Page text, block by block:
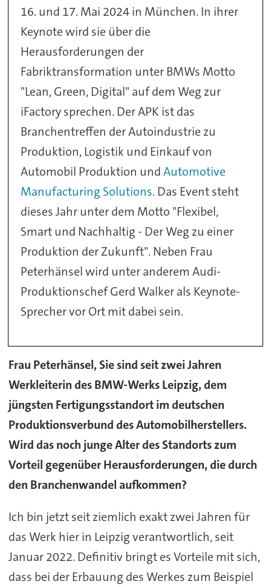
16. und 17. Mai 2024 in München. In ihrer
Keynote wird sie über die
Herausforderungen der
Fabriktransformation unter BMWs Motto
"Lean, Green, Digital" auf dem Weg zur
iFactory sprechen. Der APK ist das
Branchentreffen der Autoindustrie zu
Produktion, Logistik und Einkauf von
Automobil Produktion undAutomotive
Manufacturing Solutions. Das Event steht
dieses Jahr unter dem Motto "Flexibel,
Smart und Nachhaltig - Der Weg zu einer
Produktion der Zukunft". Neben Frau
Peterhänsel wird unter anderem Audi-
Produktionschef Gerd Walker als Keynote-
Sprecher vor Ort mit dabei sein.
Frau Peterhänsel, Sie sind seit zwei Jahren
Werkleiterin des BMW-Werks Leipzig, dem
jüngsten Fertigungsstandort im deutschen
Produktionsverbund des Automobilherstellers.
Wird das noch junge Alter des Standorts zum
Vorteil gegenüber Herausforderungen, die durch
den Branchenwandel aufkommen?
Ich bin jetzt seit ziemlich exakt zwei Jahren für
das Werk hier in Leipzig verantwortlich, seit
Januar 2022. Definitiv bringt es Vorteile mit sich,
dass bei der Erbauung des Werkes zum Beispiel